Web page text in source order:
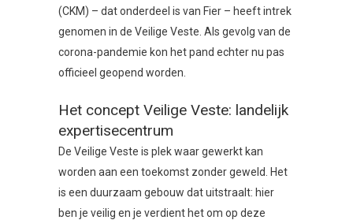
(CKM) – dat onderdeel is van Fier – heeft intrek
genomen in de Veilige Veste. Als gevolg van de
corona-pandemie kon het pand echter nu pas
officieel geopend worden.
Het concept Veilige Veste: landelijk
expertisecentrum
De Veilige Veste is plek waar gewerkt kan
worden aan een toekomst zonder geweld. Het
is een duurzaam gebouw dat uitstraalt: hier
ben je veilig en je verdient het om op deze